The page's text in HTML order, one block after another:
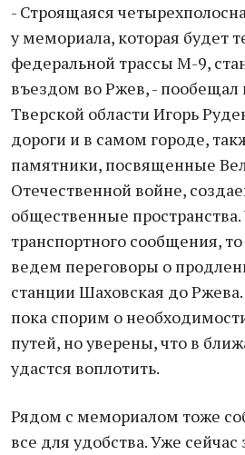
- Строящаяся
у мемориала, которая будет
федеральной трассы М-9,
въездом во Ржев, - пообещал
Тверской области Игорь
дороги и в самом городе,
памятники, посвященные
Отечественной войне,
общественные пространства.
транспортного сообщения,
ведем переговоры о
станции Шаховская до
пока спорим о
путей, но уверены, что в
удастся воплотить.
Рядом с мемориалом тоже
все для удобства. Уже сейчас